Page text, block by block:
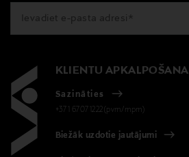
KLIENTU APKALPOŠANA
Sazināties
+371 67071222(pvm/mpm)
Biežāk uzdotie jautājumi